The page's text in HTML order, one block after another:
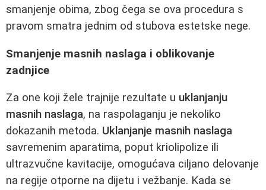
smanjenje obima, zbog čega se ova procedura s
pravom smatra jednim od stubova estetske nege.
Smanjenje masnih naslaga i oblikovanje
zadnjice
Za one koji žele trajnije rezultate u uklanjanju
masnih naslaga, na raspolaganju je nekoliko
dokazanih metoda. Uklanjanje masnih naslaga
savremenim aparatima, poput kriolipolize ili
ultrazvučne kavitacije, omogućava ciljano delovanje
na regije otporne na dijetu i vežbanje. Kada se